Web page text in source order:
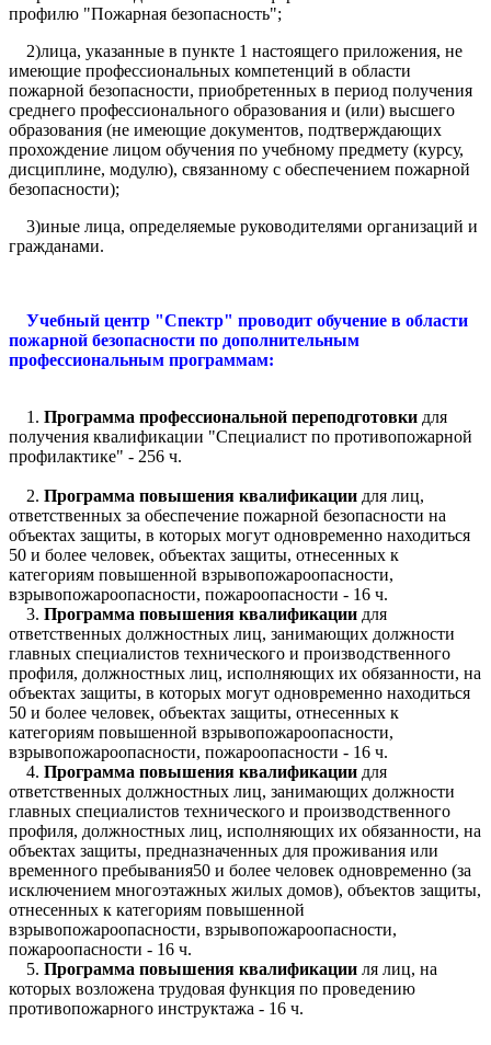
профилю "Пожарная безопасность";
2)лица, указанные в пункте 1 настоящего приложения, не
имеющие профессиональных компетенций в области
пожарной безопасности, приобретенных в период получения
среднего профессионального образования и (или) высшего
образования (не имеющие документов, подтверждающих
прохождение лицом обучения по учебному предмету (курсу,
дисциплине, модулю), связанному с обеспечением пожарной
безопасности);
3)иные лица, определяемые руководителями организаций и
гражданами.
Учебный центр "Спектр" проводит обучение в области
пожарной безопасности по дополнительным
профессиональным программам:
1. Программа профессиональной переподготовки для
получения квалификации "Специалист по противопожарной
профилактике" - 256 ч.
2. Программа повышения квалификации для лиц,
ответственных за обеспечение пожарной безопасности на
объектах защиты, в которых могут одновременно находиться
50 и более человек, объектах защиты, отнесенных к
категориям повышенной взрывопожароопасности,
взрывопожароопасности, пожароопасности - 16 ч.
3. Программа повышения квалификации для
ответственных должностных лиц, занимающих должности
главных специалистов технического и производственного
профиля, должностных лиц, исполняющих их обязанности, на
объектах защиты, в которых могут одновременно находиться
50 и более человек, объектах защиты, отнесенных к
категориям повышенной взрывопожароопасности,
взрывопожароопасности, пожароопасности - 16 ч.
4. Программа повышения квалификации для
ответственных должностных лиц, занимающих должности
главных специалистов технического и производственного
профиля, должностных лиц, исполняющих их обязанности, на
объектах защиты, предназначенных для проживания или
временного пребывания50 и более человек одновременно (за
исключением многоэтажных жилых домов), объектов защиты,
отнесенных к категориям повышенной
взрывопожароопасности, взрывопожароопасности,
пожароопасности - 16 ч.
5. Программа повышения квалификации ля лиц, на
которых возложена трудовая функция по проведению
противопожарного инструктажа - 16 ч.